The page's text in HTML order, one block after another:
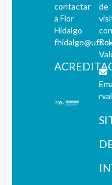
contactar
a Flor
Hidalgo
fhidalgo@uft.cl
de
con